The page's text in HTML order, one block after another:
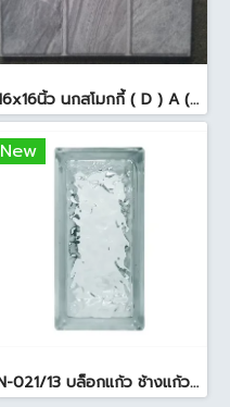
16x16นิ้ว นกสโมกกี้ ( D ) A (Pack6)
New
N-021/13 บล็อกแก้ว ช้างแก้ว WOW แก้วประดับฟ้า ( 24X11.5X8cm )